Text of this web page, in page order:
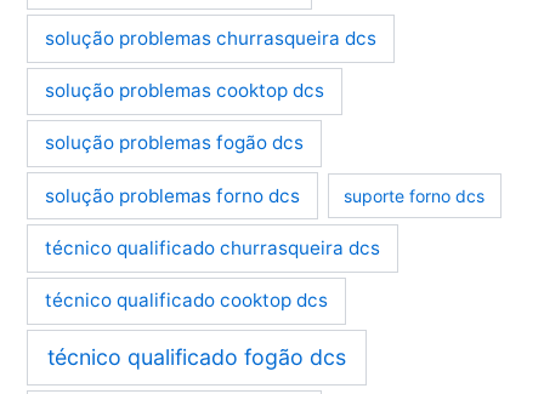
solução problemas churrasqueira dcs
solução problemas cooktop dcs
solução problemas fogão dcs
solução problemas forno dcs suporte forno dcs
técnico qualificado churrasqueira dcs
técnico qualificado cooktop dcs
técnico qualificado fogão dcs